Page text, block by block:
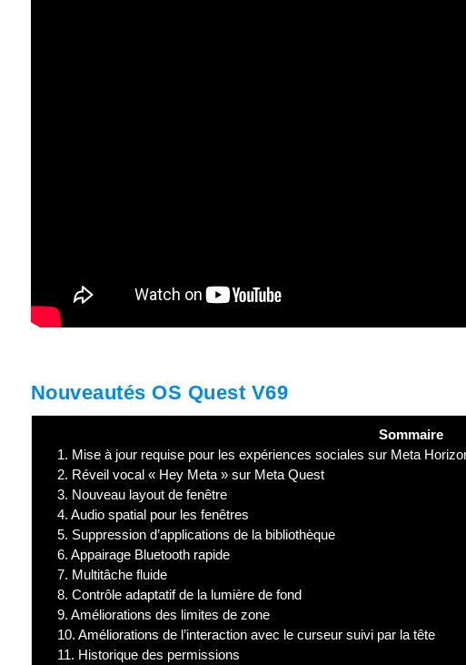
Nouveautés OS Quest V69
Sommaire
1. Mise à jour requise pour les expériences sociales sur Meta
2. Réveil vocal « Hey Meta » sur Meta Quest
3. Nouveau layout de fenêtre
4. Audio spatial pour les fenêtres
5. Suppression d’applications de la bibliothèque
6. Appairage Bluetooth rapide
7. Multitâche fluide
8. Contrôle adaptatif de la lumière de fond
9. Améliorations des limites de zone
10. Améliorations de l’interaction avec le curseur suivi par la tête
11. Historique des permissions